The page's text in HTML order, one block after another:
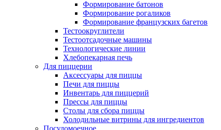
Формирование батонов
Формирование рогаликов
Формирование французских багетов
Тестоокруглители
Тестоотсадочные машины
Технологические линии
Хлебопекарная печь
Для пиццерии
Аксессуары для пиццы
Печи для пиццы
Инвентарь для пиццерий
Прессы для пиццы
Столы для сбора пиццы
Холодильные витрины для ингредиентов
Посудомоечное